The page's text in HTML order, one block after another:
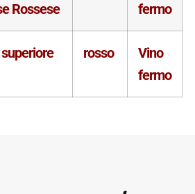
Rossese
fermo
rosso
Vino
fermo